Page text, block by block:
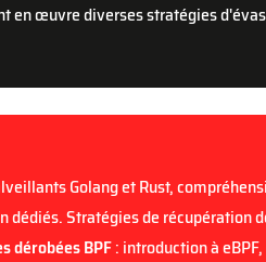
en œuvre diverses stratégies
Golang et Rust,
dédiés. Stratégies de récupération
dérobées BPF: introduction à